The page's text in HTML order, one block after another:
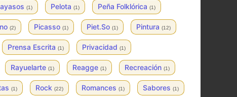
(1) Pelota (1) Peña Folklórica (1)
(2) Picasso (1) Piet.So (1) Pintura (12)
Prensa Escrita (1) Privacidad (1)
Rayuelarte (1) Reagge (1) Recreación (1)
(1) Rock (22) Romances (1) Sabores (1)